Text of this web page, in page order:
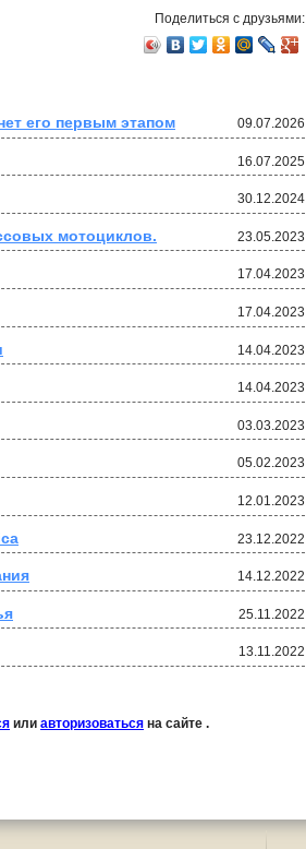
Поделиться с друзьями:
09.07.2026
его первым этапом
16.07.2025
30.12.2024
23.05.2023
мотоциклов.
17.04.2023
17.04.2023
14.04.2023
14.04.2023
03.03.2023
05.02.2023
12.01.2023
23.12.2022
14.12.2022
25.11.2022
13.11.2022
или авторизоваться на сайте .